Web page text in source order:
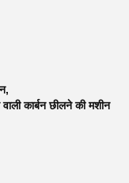
,
कार्बन छीलने की मशीन